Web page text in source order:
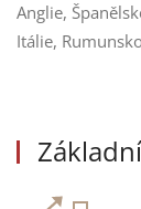
Anglie,
Itálie,